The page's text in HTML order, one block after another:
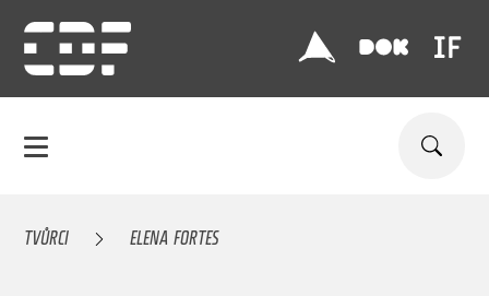
TVŮRCI ELENA FORTES